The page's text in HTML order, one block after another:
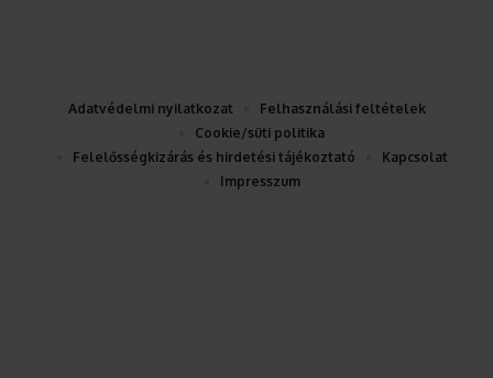
Adatvédelmi nyilatkozat
Felhasználási feltételek
Cookie/süti politika
Felelősségkizárás és hirdetési tájékoztató
Kapcsolat
Impresszum